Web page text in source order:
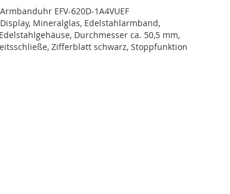
EFV-620D-1A4VUEF
Mineralglas, Edelstahlarmband,
Durchmesser ca. 50,5 mm,
Zifferblatt schwarz, Stoppfunktion